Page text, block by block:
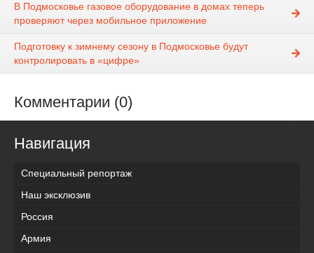
В Подмосковье газовое оборудование в домах теперь
проверяют через мобильное приложение
Подготовку к зимнему сезону в Подмосковье будут
контролировать в «цифре»
Комментарии (0)
Навигация
Специальный репортаж
Наш эксклюзив
Россия
Армия